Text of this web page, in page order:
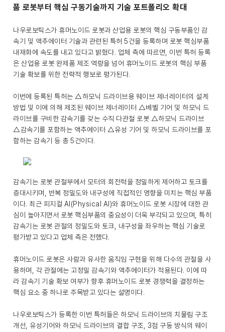
품 로봇부터 핵심 구동기술까지 기술 포트폴리오 확대
나우로보틱스가 휴머노이드 로봇과 산업용 로봇의 핵심 구동부품인 감
속기 및 액추에이터 기술과 관련된 특허 5건을 등록하며 로봇 핵심부품
내재화에 속도를 내고 있다고 밝혔다. 업체 측에 따르면, 이번 특허 등록
은 산업용 로봇 완제품 제조 역량을 넘어 휴머노이드 로봇의 핵심 부품
기술 확보를 위한 전략적 행보로 평가된다.
이번에 등록된 특허는 △하모닉 드라이브용 웨이브 제너레이터의 설계
방법 및 이에 의해 제조된 웨이브 제너레이터 △베벨 기어 및 하모닉 드
라이브를 구비한 감속기를 갖는 수직 다관절 로봇 △하모닉 드라이브
△감속기를 포함하는 액추에이터 △유성 기어 및 하모닉 드라이브를 포
함하는 감속기 등 총 5건이다.
감속기는 로봇 관절부에서 모터의 회전력을 정밀하게 제어하고 토크를
증대시키며, 반복 정밀도와 내구성에 직접적인 영향을 미치는 핵심 부품
이다. 최근 피지컬 AI(Physical AI)와 휴머노이드 로봇 시장에 대한 관
심이 높아지면서 로봇 핵심부품의 중요성이 더욱 부각되고 있으며, 특히
감속기는 로봇 관절의 정밀도와 토크, 내구성을 좌우하는 핵심 기술로
평가받고 있다고 업체 측은 전했다.
휴머노이드 로봇은 사람과 유사한 움직임 구현을 위해 다수의 관절을 사
용하며, 각 관절에는 고정밀 감속기와 액추에이터가 적용된다. 이에 따
라 감속기 기술 확보 여부가 향후 휴머노이드 로봇 경쟁력을 결정하는
핵심 요소 중 하나로 주목받고 있다는 설명이다.
나우로보틱스가 등록한 이번 특허들은 하모닉 드라이브의 치물림 구조
개선, 유성기어와 하모닉 드라이브의 결합 구조, 3점 구동 방식의 웨이